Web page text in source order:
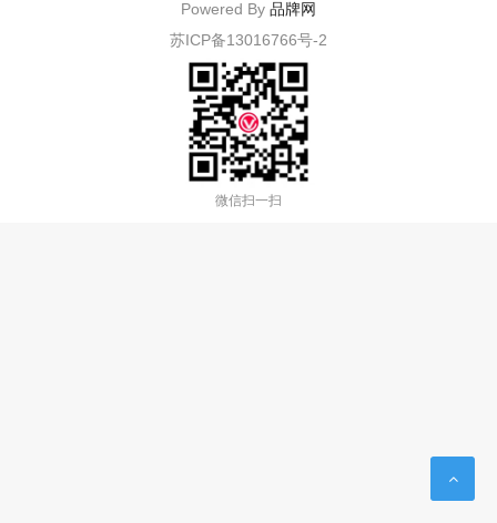
Powered By 品牌网
苏ICP备13016766号-2
微信扫一扫